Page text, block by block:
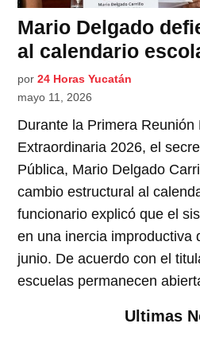
Mario Delgado
al calendario
por 24 Horas Yucatán
mayo 11, 2026
Durante la Primera
Extraordinaria 2026, el
Pública, Mario Delgado
cambio estructural al
funcionario explicó que el
en una inercia improductiva
junio. De acuerdo con el
escuelas permanecen
Ultimas